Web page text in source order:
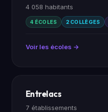
4 058 habitants
4 ÉCOLES 2 COLLÈGES
Voir les écoles →
Entrelacs
7 établissements